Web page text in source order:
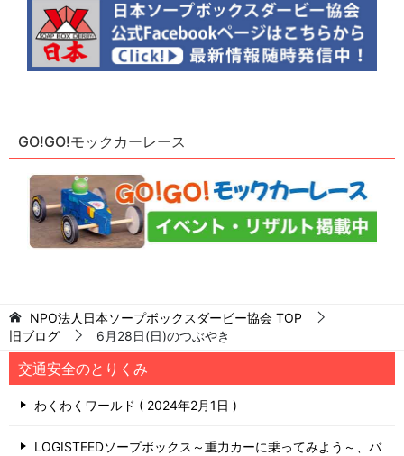
GO!GO!モックカーレース
NPO法人日本ソープボックスダービー協会 TOP
旧ブログ
6月28日(日)のつぶやき
交通安全のとりくみ
わくわくワールド 2024年2月1日
LOGISTEEDソープボックス～重力カーに乗ってみよう～、バ